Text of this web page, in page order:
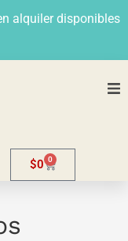
alquiler disponibles
$0 0